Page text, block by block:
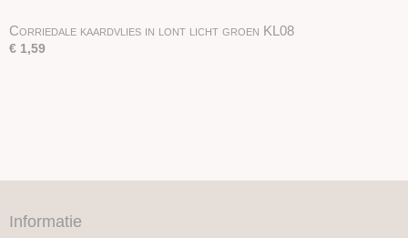
Corriedale kaardvlies in lont licht groen KL08
€ 1,59
Informatie